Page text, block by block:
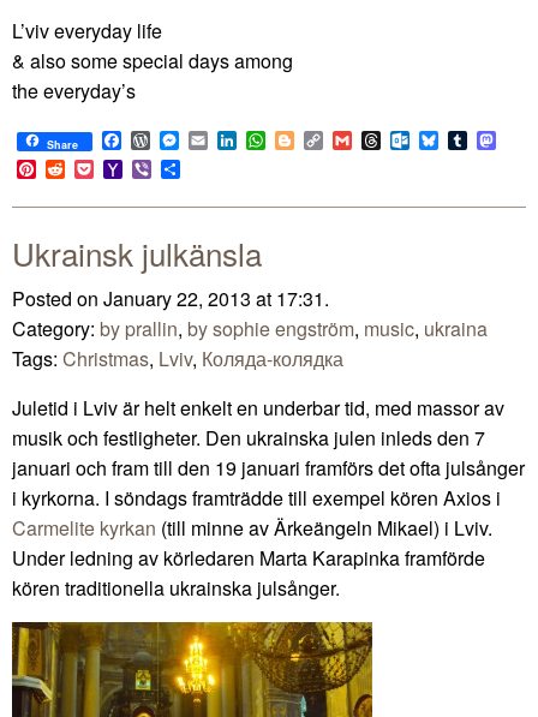
L’viv everyday life
& also some special days among
the everyday’s
Share Facebook
WordPress
Messenger
EmailLinkedIn
WhatsApp
BloggerCopy
Link
GmailThreadsOutlook.com
BlueskyTumblr
Pinterest
RedditPocketYahoo
Mail
Viber
Ukrainsk julkänsla
Posted on January 22, 2013 at 17:31.
Category: by prallin, by sophie engström, music, ukraina
Tags: Christmas, Lviv, Коляда-колядка
Juletid i Lviv är helt enkelt en underbar tid, med massor av
musik och festligheter. Den ukrainska julen inleds den 7
januari och fram till den 19 januari framförs det ofta julsånger
i kyrkorna. I söndags framträdde till exempel kören Axios i
Carmelite kyrkan (till minne av Ärkeängeln Mikael) i Lviv.
Under ledning av körledaren Marta Karapinka framförde
kören traditionella ukrainska julsånger.